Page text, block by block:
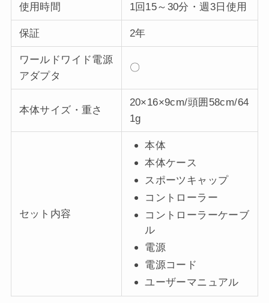
使用時間 1回15～30分・週3日使用
保証 2年
ワールドワイド電源
アダプタ
〇
本体サイズ・重さ
20×16×9cm/頭囲58cm/64
1g
セット内容
本体
本体ケース
スポーツキャップ
コントローラー
コントローラーケーブ
ル
電源
電源コード
ユーザーマニュアル